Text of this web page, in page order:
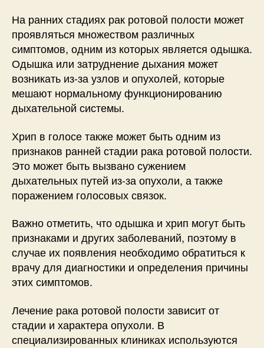
На ранних стадиях рак ротовой полости может
проявляться множеством различных
симптомов, одним из которых является одышка.
Одышка или затруднение дыхания может
возникать из-за узлов и опухолей, которые
мешают нормальному функционированию
дыхательной системы.
Хрип в голосе также может быть одним из
признаков ранней стадии рака ротовой полости.
Это может быть вызвано сужением
дыхательных путей из-за опухоли, а также
поражением голосовых связок.
Важно отметить, что одышка и хрип могут быть
признаками и других заболеваний, поэтому в
случае их появления необходимо обратиться к
врачу для диагностики и определения причины
этих симптомов.
Лечение рака ротовой полости зависит от
стадии и характера опухоли. В
специализированных клиниках используются